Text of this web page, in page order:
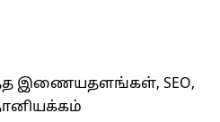
இணையதளங்கள், SEO,